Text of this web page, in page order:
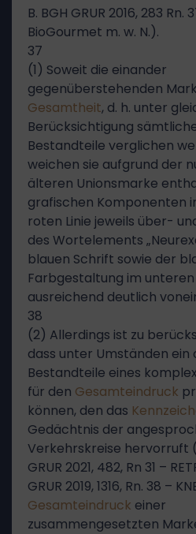
B. BGH GRUR 2016, 283 Rn.
BioGourmet m. w. N.).
37
(1) Soweit die einander
gegenüberstehenden
Gesamtheit, d. h. unter
Berücksichtigung
Bestandteile verglichen
weichen sie aufgrund der
älteren Unionsmarke
grafischen Komponenten
roten Linie jeweils über-
des Wortelements
blauen Schrift sowie der
Farbgestaltung im
ausreichend deutlich
38
(2) Allerdings ist zu
dass unter Umständen
Bestandteile eines
für den Gesamteindruck
können, den das
Gedächtnis der
Verkehrskreise hervorruft
GRUR 2021, 482, Rn 31 –
GRUR 2019, 1316, Rn. 38 –
Gesamteindruck einer
zusammengesetzten